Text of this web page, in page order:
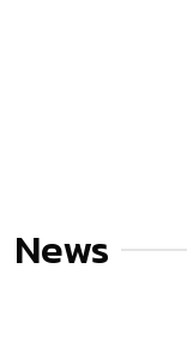
News